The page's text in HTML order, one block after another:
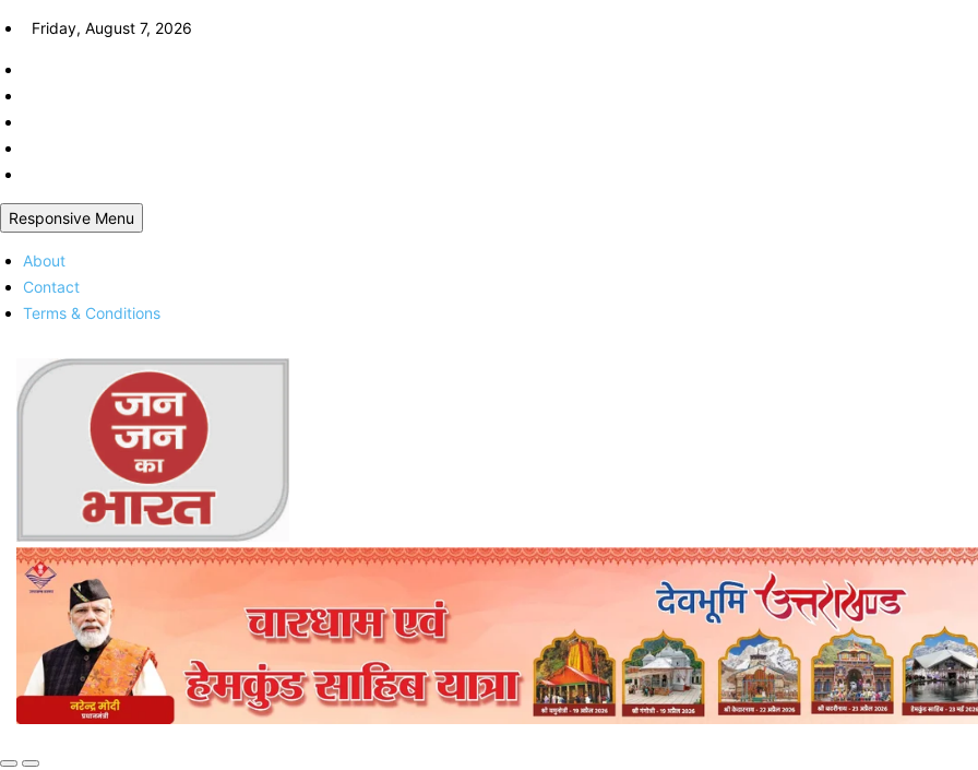
Skip
content
Friday, August 7, 2026
Responsive Menu
About
Contact
Terms & Conditions
Jan Jan Ka Bharat
Online Trending Hindi News Website